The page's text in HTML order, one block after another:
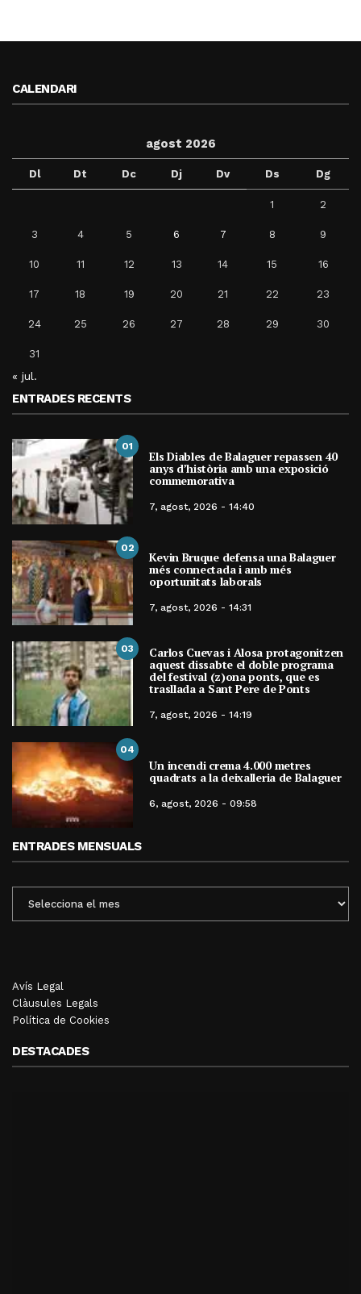
CALENDARI
agost 2026
Dl Dt Dc Dj Dv Ds Dg
1 2
3 4 5 6 7 8 9
10 11 12 13 14 15 16
17 18 19 20 21 22 23
24 25 26 27 28 29 30
31
« jul.
ENTRADES RECENTS
01
Els Diables de Balaguer repassen 40
anys d’història amb una exposició
commemorativa
7, agost, 2026 - 14:40
02
Kevin Bruque defensa una Balaguer
més connectada i amb més
oportunitats laborals
7, agost, 2026 - 14:31
03 Carlos Cuevas i Alosa protagonitzen
aquest dissabte el doble programa
del festival (z)ona ponts, que es
trasllada a Sant Pere de Ponts
7, agost, 2026 - 14:19
04
Un incendi crema 4.000 metres
quadrats a la deixalleria de Balaguer
6, agost, 2026 - 09:58
ENTRADES MENSUALS
MENSUALS
Avís Legal
Clàusules Legals
Política de Cookies
DESTACADES